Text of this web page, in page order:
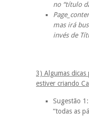
no “título
mas irá
invés de
3) Algumas
estiver criando
Sugestão
“todas as